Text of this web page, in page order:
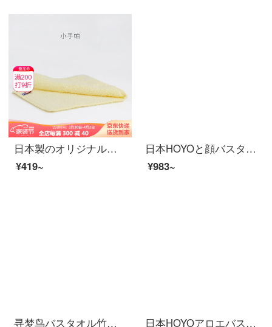
日本製のオリジナルの輸入今治浅野タオルは汗を吸い取り、柔らかくて持ち運びの小さいタオルタオルタオルです。赤ちゃんの顔を洗ってタオルの匂いを消すよだれタオルはレモン黄32*14 cmです。
¥419~
日本HOYOと顔バスタオル大人男女家庭用綿バスタオル吸水速乾タオル柔軟大タオルはマスタードを着用できます。
¥983~
寻梦鸟バスタオル竹繊维男女史風呂タオル吸水速乾软成人家用毛が落ちないようにして、厚い高級カップルの2つのバスタオルの幅の2つのセット（黄+青）70*140 cm
日本HOYOアロエバスタオル家庭用男女純綿バスタオル敏感肌には吸水速乾綿を厚く包んで、千草を厚く包んでくれます。